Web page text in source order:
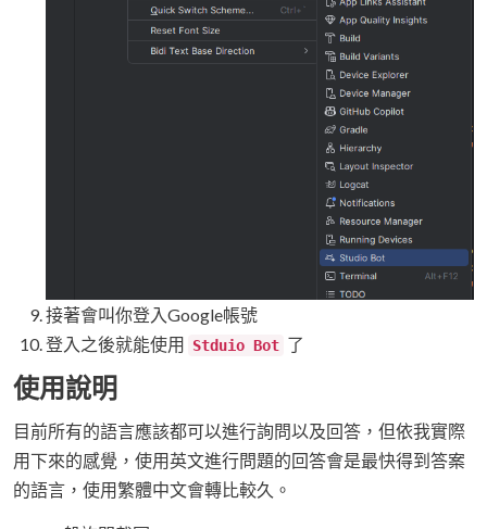
接著會叫你登入Google帳號
登入之後就能使用 Stduio Bot 了
使用說明
目前所有的語言應該都可以進行詢問以及回答，但依我實際
用下來的感覺，使用英文進行問題的回答會是最快得到答案
的語言，使用繁體中文會轉比較久。